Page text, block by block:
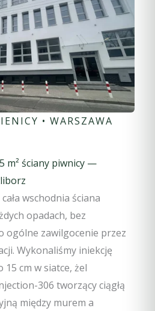
• WARSZAWA
m² ściany piwnicy —
wschodnia ściana
opadach, bez
ogólne zawilgocenie przez
Wykonaliśmy iniekcję
cm w siatce, żel
306 tworzący ciągłą
między murem a